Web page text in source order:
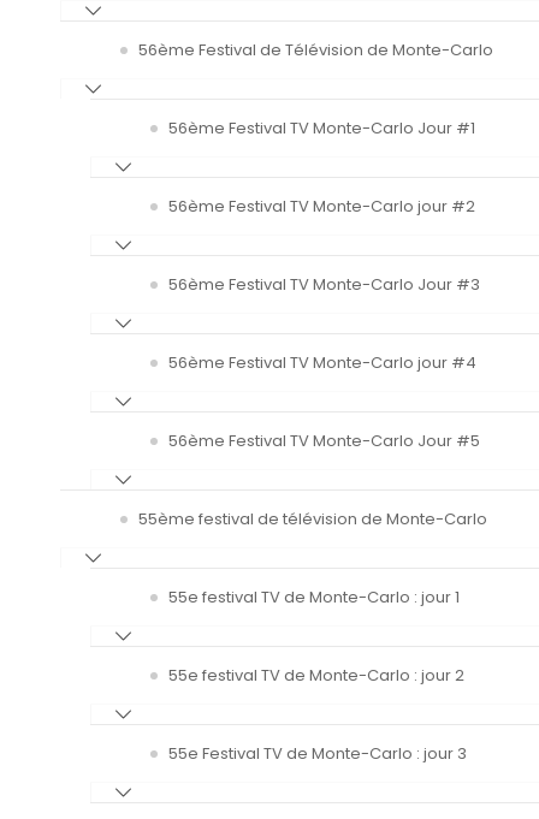
56ème Festival de Télévision de Monte-Carlo
56ème Festival TV Monte-Carlo Jour #1
56ème Festival TV Monte-Carlo jour #2
56ème Festival TV Monte-Carlo Jour #3
56ème Festival TV Monte-Carlo jour #4
56ème Festival TV Monte-Carlo Jour #5
55ème festival de télévision de Monte-Carlo
55e festival TV de Monte-Carlo : jour 1
55e festival TV de Monte-Carlo : jour 2
55e Festival TV de Monte-Carlo : jour 3